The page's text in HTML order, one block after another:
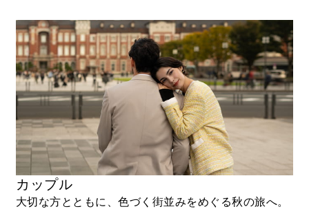
カップル
大切な方とともに、色づく街並みをめぐる秋の旅へ。